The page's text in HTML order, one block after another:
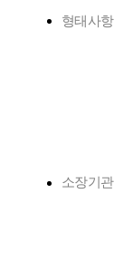
형태사항
소장기관